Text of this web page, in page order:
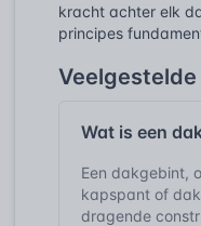
kracht achter elk
principes
Wat is een
Een dakgebint,
kapspant of
dragende